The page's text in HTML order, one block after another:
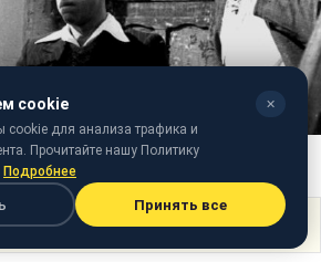
зустрічі змінити не можна"
cookie ✕
для анализа трафика и
Прочитайте нашу Политику
Подробнее
Принять все